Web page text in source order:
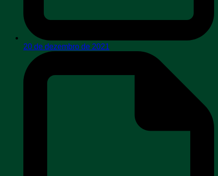
20 de dezembro de 2021